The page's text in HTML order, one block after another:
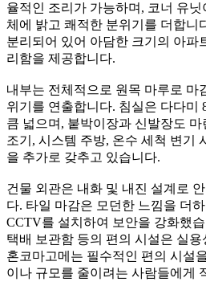
율적인 조리가 가능하며, 코너 유
체에 밝고 쾌적한 분위기를 더합니
분리되어 있어 아담한 크기의 아파
리함을 제공합니다.
내부는 전체적으로 원목 마루로 마
위기를 연출합니다. 침실은 다다미
큼 넓으며, 붙박이장과 신발장도
조기, 시스템 주방, 온수 세척 변기
을 추가로 갖추고 있습니다.
건물 외관은 내화 및 내진 설계로
다. 타일 마감은 모던한 느낌을 더
CCTV를 설치하여 보안을 강화했
택배 보관함 등의 편의 시설은 실
혼코마고메는 필수적인 편의 시설
이나 규모를 줄이려는 사람들에게